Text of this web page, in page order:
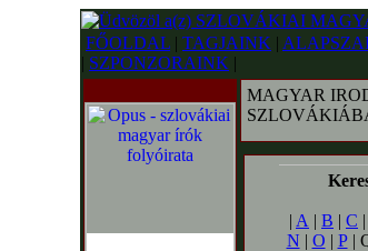
FŐOLDAL | TAGJAINK |
| SZPONZORAINK |
MAGYAR
| A | B | C |
N | O | P|